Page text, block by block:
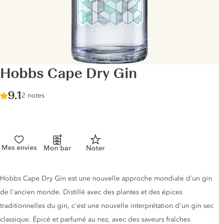
Hobbs Cape Dry Gin
Score :
9.1/ 10
2 notes
Mes envies Mon bar Noter
Description du gin
Hobbs Cape Dry Gin est une nouvelle approche mondiale d'un gin
de l'ancien monde. Distillé avec des plantes et des épices
traditionnelles du gin, c'est une nouvelle interprétation d'un gin sec
classique. Épicé et parfumé au nez, avec des saveurs fraîches